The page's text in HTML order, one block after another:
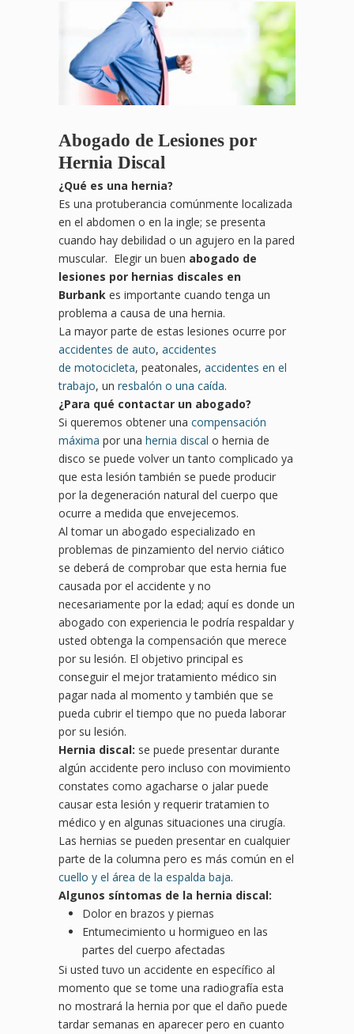
Abogado de Lesiones por
Hernia Discal
¿Qué es una hernia?
Es una protuberancia comúnmente localizada
en el abdomen o en la ingle; se presenta
cuando hay debilidad o un agujero en la pared
muscular. Elegir un buen abogado de
lesiones por hernias discales en
Burbank es importante cuando tenga un
problema a causa de una hernia.
La mayor parte de estas lesiones ocurre por
accidentes de auto, accidentes
de motocicleta, peatonales, accidentes en el
trabajo, un resbalón o una caída.
¿Para qué contactar un abogado?
Si queremos obtener una compensación
máxima por una hernia discal o hernia de
disco se puede volver un tanto complicado ya
que esta lesión también se puede producir
por la degeneración natural del cuerpo que
ocurre a medida que envejecemos.
Al tomar un abogado especializado en
problemas de pinzamiento del nervio ciático
se deberá de comprobar que esta hernia fue
causada por el accidente y no
necesariamente por la edad; aquí es donde un
abogado con experiencia le podría respaldar y
usted obtenga la compensación que merece
por su lesión. El objetivo principal es
conseguir el mejor tratamiento médico sin
pagar nada al momento y también que se
pueda cubrir el tiempo que no pueda laborar
por su lesión.
Hernia discal: se puede presentar durante
algún accidente pero incluso con movimiento
constates como agacharse o jalar puede
causar esta lesión y requerir tratamien to
médico y en algunas situaciones una cirugía.
Las hernias se pueden presentar en cualquier
parte de la columna pero es más común en el
cuello y el área de la espalda baja.
Algunos síntomas de la hernia discal:
Dolor en brazos y piernas
Entumecimiento u hormigueo en las
partes del cuerpo afectadas
Si usted tuvo un accidente en específico al
momento que se tome una radiografía esta
no mostrará la hernia por que el daño puede
tardar semanas en aparecer pero en cuanto